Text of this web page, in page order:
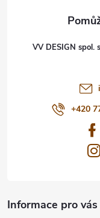
VV DESIGN spol.
+420
Informace pro vás